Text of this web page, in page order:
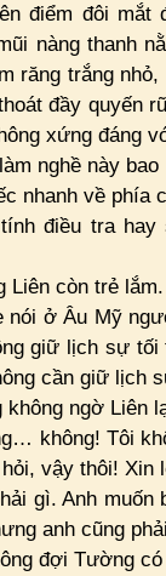
điểm đôi mắt
nàng thanh
răng trắng
đầy quyến
xứng đáng
nghề này bao
nhanh về phía
điều tra
Liên còn trẻ
nói ở Âu Mỹ
giữ lịch sự tối
cần giữ lịch
không ngờ Liên
không! Tôi
vậy thôi! Xin
gì. Anh
anh cũng
đợi Tường